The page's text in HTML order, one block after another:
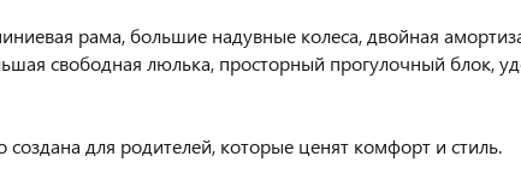
рама, большие надувные колеса, двойная
свободная люлька, просторный прогулочный блок,
создана для родителей, которые ценят комфорт и стиль.